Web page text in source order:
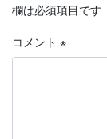
欄は必須項目です
コメント ※